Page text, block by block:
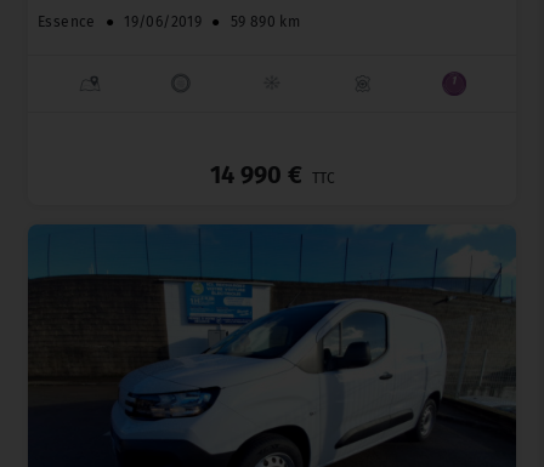
Essence ● 19/06/2019 ● 59 890 km
14 990 € TTC